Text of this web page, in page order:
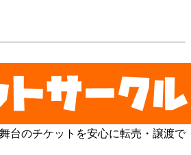
台のチケットを安心に転売・譲渡で